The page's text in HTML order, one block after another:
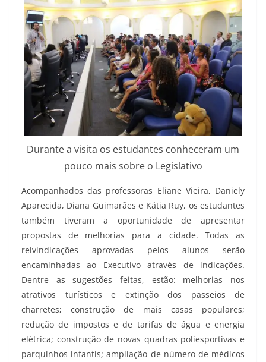
Durante a visita os estudantes conheceram um
pouco mais sobre o Legislativo
Acompanhados das professoras Eliane Vieira, Daniely
Aparecida, Diana Guimarães e Kátia Ruy, os estudantes
também tiveram a oportunidade de apresentar
propostas de melhorias para a cidade. Todas as
reivindicações aprovadas pelos alunos serão
encaminhadas ao Executivo através de indicações.
Dentre as sugestões feitas, estão: melhorias nos
atrativos turísticos e extinção dos passeios de
charretes; construção de mais casas populares;
redução de impostos e de tarifas de água e energia
elétrica; construção de novas quadras poliesportivas e
parquinhos infantis; ampliação de número de médicos